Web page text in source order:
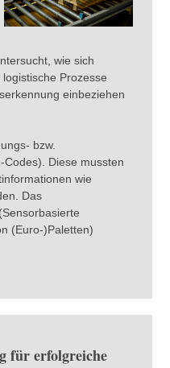
wie sich
Prozesse
einbeziehen
bzw.
Diese mussten
wie
Das
(Euro-)Paletten)
für erfolgreiche